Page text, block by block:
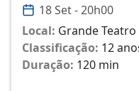
18 Set - 20h00
Local: Grande Teatro
Classificação: 12
Duração: 120 min